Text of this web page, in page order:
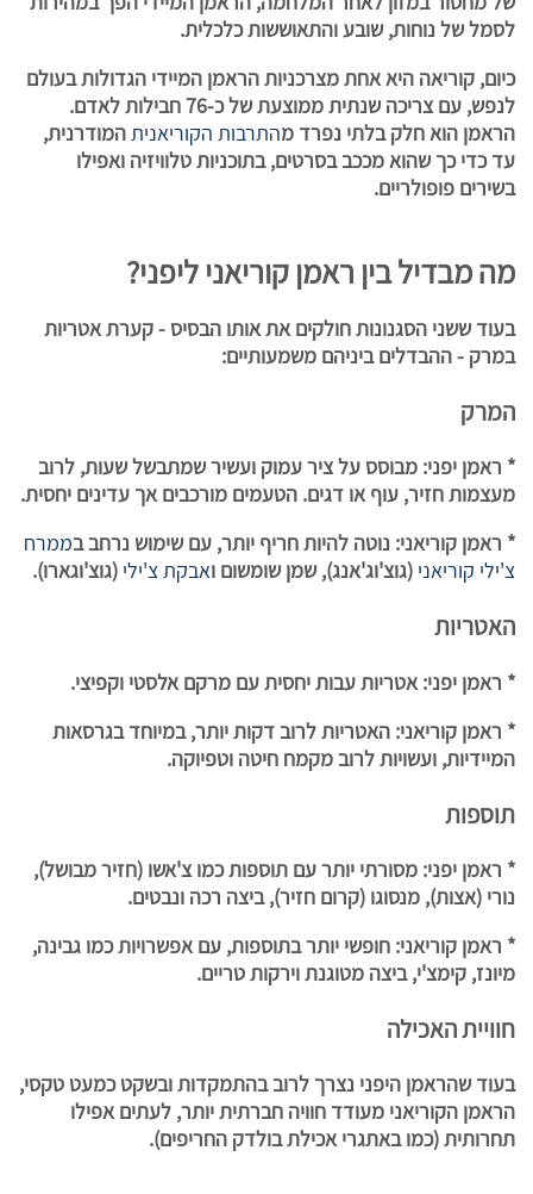
לסמל של נוחות, שובע והתאוששות כלכלית.
כיום, קוריאה היא אחת מצרכניות הראמן המיידי הגדולות בעולם
לנפש, עם צריכה שנתית ממוצעת של כ-76 חבילות לאדם.
הראמן הוא חלק בלתי נפרד מהתרבות הקוריאניתהמודרנית,
עד כדי כך שהוא מככב בסרטים, בתוכניות טלוויזיה ואפילו
בשירים פופולריים.
מה מבדיל בין ראמן קוריאני ליפני?
בעוד ששני הסגנונות חולקים את אותו הבסיס - קערת אטריות
במרק - ההבדלים ביניהם משמעותיים:
המרק
* ראמן יפני: מבוסס על ציר עמוק ועשיר שמתבשל שעות, לרוב
מעצמות חזיר, עוף או דגים. הטעמים מורכבים אך עדינים יחסית.
* ראמן קוריאני: נוטה להיות חריף יותר, עם שימוש נרחב בממרח
צ'ילי קוריאני (גוצ'וג'אנג), שמן שומשום ואבקת צ'ילי (גוצ'וגארו).
האטריות
* ראמן יפני: אטריות עבות יחסית עם מרקם אלסטי וקפיצי.
* ראמן קוריאני: האטריות לרוב דקות יותר, במיוחד בגרסאות
המיידיות, ועשויות לרוב מקמח חיטה וטפיוקה.
תוספות
* ראמן יפני: מסורתי יותר עם תוספות כמו צ'אשו (חזיר מבושל),
נורי (אצות), מנסוגו (קרום חזיר), ביצה רכה ונבטים.
* ראמן קוריאני: חופשי יותר בתוספות, עם אפשרויות כמו גבינה,
מיונז, קימצ'י, ביצה מטוגנת וירקות טריים.
חוויית האכילה
בעוד שהראמן היפני נצרך לרוב בהתמקדות ובשקט כמעט טקסי,
הראמן הקוריאני מעודד חוויה חברתית יותר, לעתים אפילו
תחרותית (כמו באתגרי אכילת בולדק החריפים).